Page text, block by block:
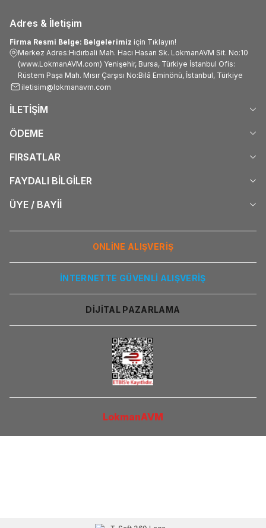
Adres & İletişim
Firma Resmi Belge: Belgelerimiz için Tıklayın!
Merkez Adres:Hıdırbali Mah. Hacı Hasan Sk. LokmanAVM Sit. No:10
(www.LokmanAVM.com) Yenişehir, Bursa, Türkiye İstanbul Ofis:
Rüstem Paşa Mah. Mısır Çarşısı No:Bilâ Eminönü, İstanbul, Türkiye
iletisim@lokmanavm.com
İLETİŞİM
ÖDEME
FIRSATLAR
FAYDALI BİLGİLER
ÜYE / BAYİİ
ONLİNE ALIŞVERİŞ
İNTERNETTE GÜVENLİ ALIŞVERİŞ
DİJİTAL PAZARLAMA
LokmanAVM